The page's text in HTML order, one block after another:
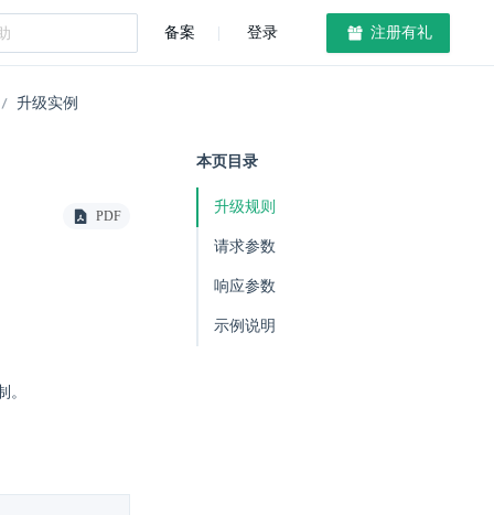
备案 登录 注册有礼
升级实例
PDF
。
本页目录
升级规则
请求参数
响应参数
示例说明